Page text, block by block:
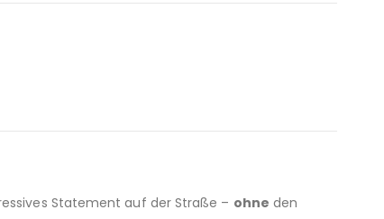
Statement auf der Straße – ohne den